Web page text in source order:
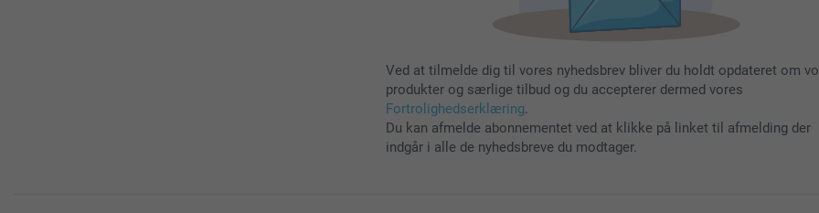
Ved at tilmelde dig til vores nyhedsbrev bliver du holdt opdateret om
produkter og særlige tilbud og du accepterer dermed vores
Fortrolighedserklæring.
Du kan afmelde abonnementet ved at klikke på linket til afmelding der
indgår i alle de nyhedsbreve du modtager.